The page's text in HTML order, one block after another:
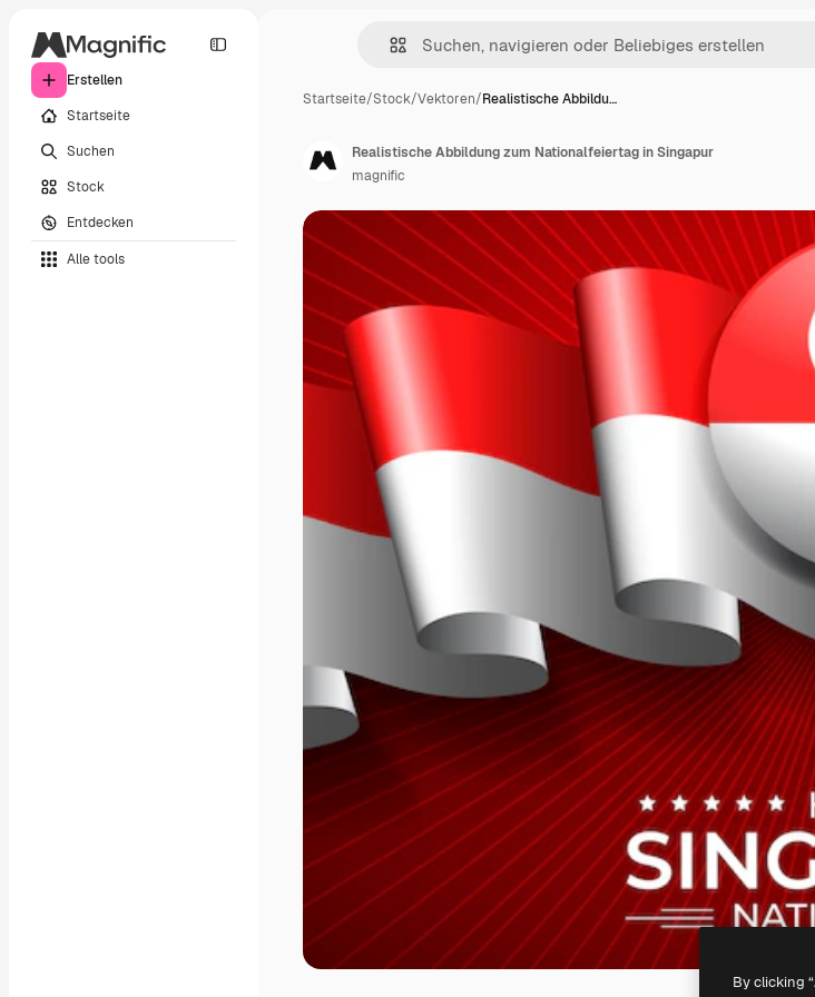
Erstellen
Startseite
Suchen
Stock
Entdecken
Alle tools
Startseite/Stock/Vektoren/Realistische Abbildu…
Realistische Abbildung zum Nationalfeiertag in Singapur
magnific
By clicking